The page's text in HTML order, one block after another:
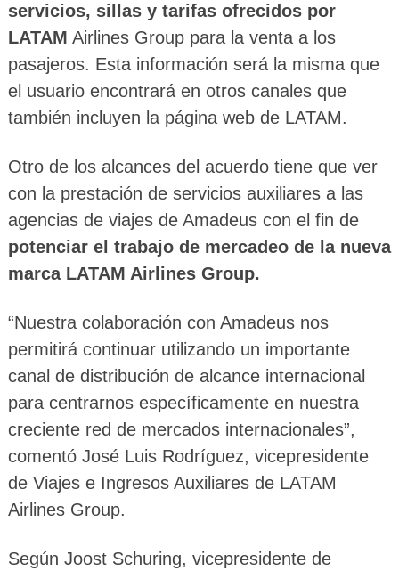
servicios, sillas y tarifas ofrecidos por
LATAM Airlines Group para la venta a los
pasajeros. Esta información será la misma que
el usuario encontrará en otros canales que
también incluyen la página web de LATAM.
Otro de los alcances del acuerdo tiene que ver
con la prestación de servicios auxiliares a las
agencias de viajes de Amadeus con el fin de
potenciar el trabajo de mercadeo de la nueva
marca LATAM Airlines Group.
“Nuestra colaboración con Amadeus nos
permitirá continuar utilizando un importante
canal de distribución de alcance internacional
para centrarnos específicamente en nuestra
creciente red de mercados internacionales”,
comentó José Luis Rodríguez, vicepresidente
de Viajes e Ingresos Auxiliares de LATAM
Airlines Group.
Según Joost Schuring, vicepresidente de